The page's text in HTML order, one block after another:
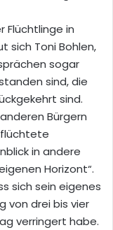
Flüchtlinge in
sich Toni Bohlen,
sogar
sind, die
sind.
Bürgern
in andere
Horizont“.
sich sein eigenes
von drei bis vier
verringert habe.